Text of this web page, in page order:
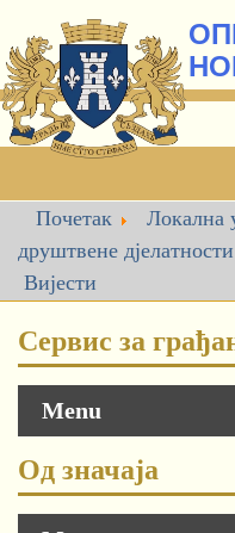
Почетак Локална
друштвене
Вијести
Сервис за
Menu
Од значаја